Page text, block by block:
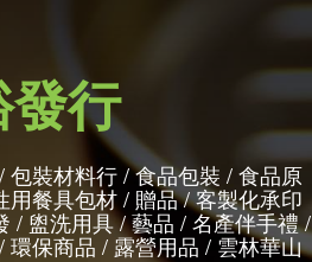
行
包裝材料行 / 食品包裝 / 食品原
用餐具包材 / 贈品 / 客製化承印
/ 盥洗用具 / 藝品 / 名產伴手禮 /
環保商品 / 露營用品 / 雲林華山